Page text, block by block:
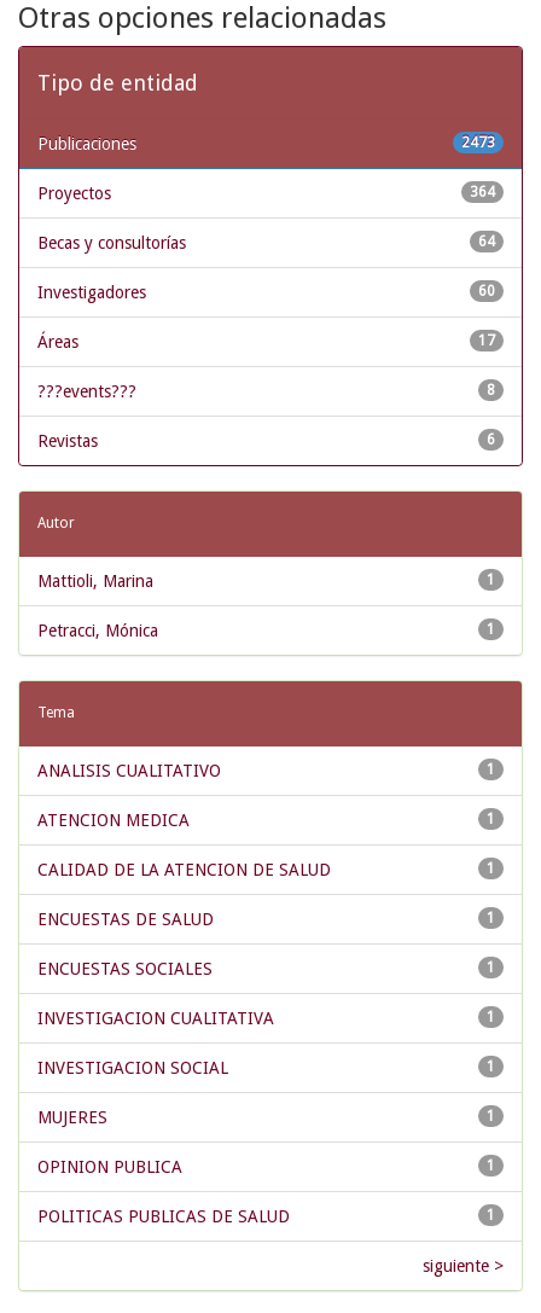
Otras opciones relacionadas
Tipo de entidad
2473
Publicaciones
364
Proyectos
64
Becas y consultorías
60
Investigadores
17
Áreas
8
???events???
6
Revistas
Autor
1
Mattioli, Marina
1
Petracci, Mónica
Tema
1
ANALISIS CUALITATIVO
1
ATENCION MEDICA
1
CALIDAD DE LA ATENCION DE SALUD
1
ENCUESTAS DE SALUD
1
ENCUESTAS SOCIALES
1
INVESTIGACION CUALITATIVA
1
INVESTIGACION SOCIAL
1
MUJERES
1
OPINION PUBLICA
1
POLITICAS PUBLICAS DE SALUD
siguiente >